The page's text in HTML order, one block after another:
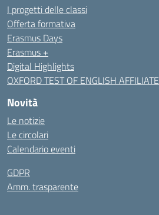
I progetti delle classi
Offerta formativa
Erasmus Days
Erasmus +
Digital Highlights
OXFORD TEST OF ENGLISH AFFILIATE
Novità
Le notizie
Le circolari
Calendario eventi
GDPR
Amm. trasparente